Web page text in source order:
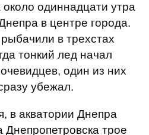
одиннадцати утра
в центре города.
в трехстах
тонкий лед начал
один из них
убежал.
в акватории Днепра
Днепропетровска трое